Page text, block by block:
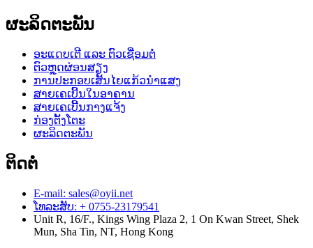
ຜະລິດຕະພັນ
ອະແດບເຕີ ແລະ ຕົວເຊື່ອມຕໍ່
ຕົວຫຼຸດຜ່ອນສຽງ
ການປະກອບເສັ້ນໄຍແກ້ວນຳແສງ
ສາຍເຄເບີ້ນໃນອາຄານ
ສາຍເຄເບີ້ນກາງແຈ້ງ
ກ່ອງຕັ້ງໂຕະ
ຜະລິດຕະພັນ
ຕິດຕໍ່
E-mail: sales@oyii.net
ໂທລະສັບ: + 0755-23179541
Unit R, 16/F., Kings Wing Plaza 2, 1 On Kwan Street, Shek
Mun, Sha Tin, NT, Hong Kong